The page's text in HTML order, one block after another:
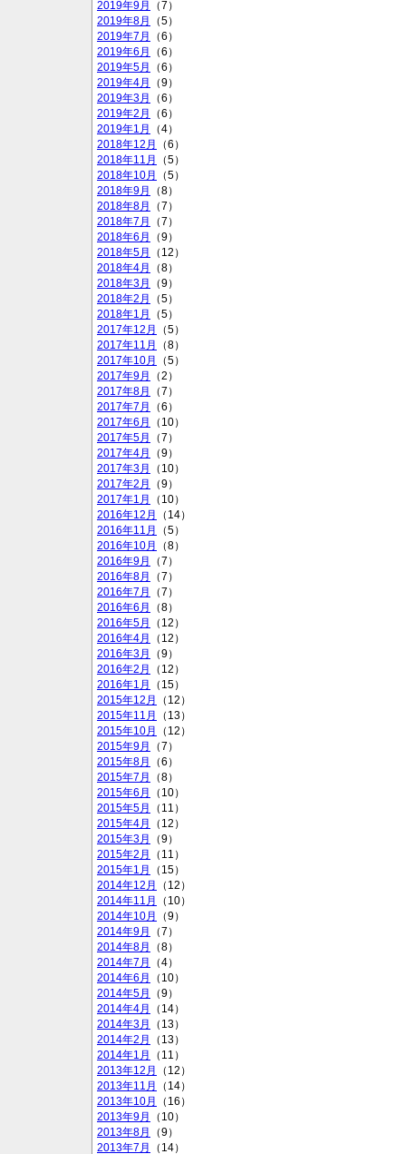
2019年9月
（7）
2019年8月
（5）
2019年7月
（6）
2019年6月
（6）
2019年5月
（6）
2019年4月
（9）
2019年3月
（6）
2019年2月
（6）
2019年1月
（4）
2018年12月
（6）
2018年11月
（5）
2018年10月
（5）
2018年9月
（8）
2018年8月
（7）
2018年7月
（7）
2018年6月
（9）
2018年5月
（12）
2018年4月
（8）
2018年3月
（9）
2018年2月
（5）
2018年1月
（5）
2017年12月
（5）
2017年11月
（8）
2017年10月
（5）
2017年9月
（2）
2017年8月
（7）
2017年7月
（6）
2017年6月
（10）
2017年5月
（7）
2017年4月
（9）
2017年3月
（10）
2017年2月
（9）
2017年1月
（10）
2016年12月
（14）
2016年11月
（5）
2016年10月
（8）
2016年9月
（7）
2016年8月
（7）
2016年7月
（7）
2016年6月
（8）
2016年5月
（12）
2016年4月
（12）
2016年3月
（9）
2016年2月
（12）
2016年1月
（15）
2015年12月
（12）
2015年11月
（13）
2015年10月
（12）
2015年9月
（7）
2015年8月
（6）
2015年7月
（8）
2015年6月
（10）
2015年5月
（11）
2015年4月
（12）
2015年3月
（9）
2015年2月
（11）
2015年1月
（15）
2014年12月
（12）
2014年11月
（10）
2014年10月
（9）
2014年9月
（7）
2014年8月
（8）
2014年7月
（4）
2014年6月
（10）
2014年5月
（9）
2014年4月
（14）
2014年3月
（13）
2014年2月
（13）
2014年1月
（11）
2013年12月
（12）
2013年11月
（14）
2013年10月
（16）
2013年9月
（10）
2013年8月
（9）
2013年7月
（14）